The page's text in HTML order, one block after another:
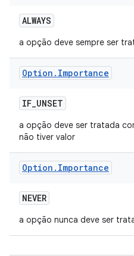
ALWAYS
a opção deve sempre ser
Option . Importance
IF_UNSET
a opção deve ser tratada
não tiver valor
Option . Importance
NEVER
a opção nunca deve ser